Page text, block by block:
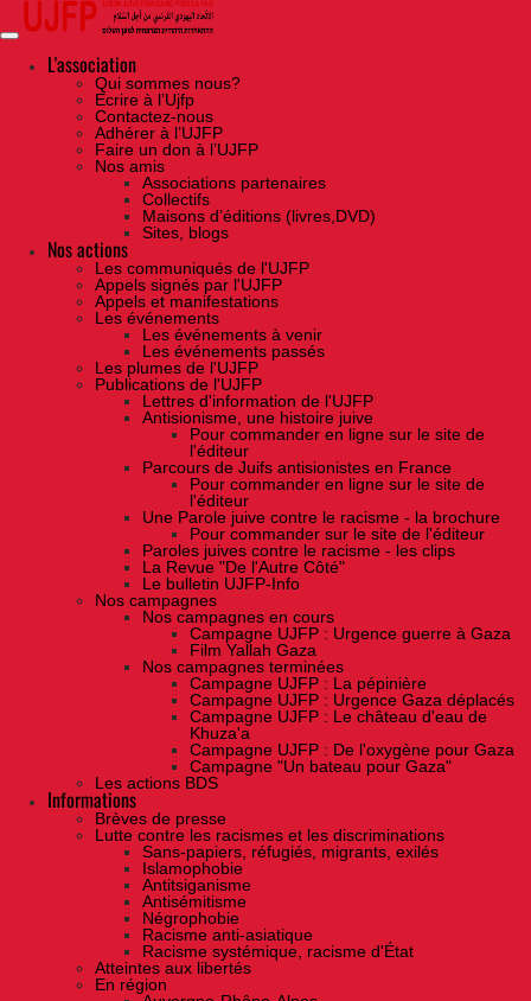
Skip
the
contentL'association
Qui sommes nous?
Ecrire à l’Ujfp
Contactez-nous
Adhérer à l’UJFP
Faire un don à l’UJFP
Nos amis
Associations partenaires
Collectifs
Maisons d’éditions (livres,DVD)
Sites, blogs
Nos actions
Les communiqués de l'UJFP
Appels signés par l'UJFP
Appels et manifestations
Les événements
Les événements à venir
Les événements passés
Les plumes de l'UJFP
Publications de l'UJFP
Lettres d'information de l'UJFP
Antisionisme, une histoire juive
Pour commander en ligne sur le site de
l'éditeur
Parcours de Juifs antisionistes en France
Pour commander en ligne sur le site de
l'éditeur
Une Parole juive contre le racisme - la brochure
Pour commander sur le site de l'éditeur
Paroles juives contre le racisme - les clips
La Revue "De l'Autre Côté"
Le bulletin UJFP-Info
Nos campagnes
Nos campagnes en cours
Campagne UJFP : Urgence guerre à Gaza
Film Yallah Gaza
Nos campagnes terminées
Campagne UJFP : La pépinière
Campagne UJFP : Urgence Gaza déplacés
Campagne UJFP : Le château d'eau de
Khuza'a
Campagne UJFP : De l'oxygène pour Gaza
Campagne "Un bateau pour Gaza"
Les actions BDS
Informations
Brèves de presse
Lutte contre les racismes et les discriminations
Sans-papiers, réfugiés, migrants, exilés
Islamophobie
Antitsiganisme
Antisémitisme
Négrophobie
Racisme anti-asiatique
Racisme systémique, racisme d'État
Atteintes aux libertés
En région